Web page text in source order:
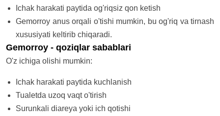
Ichak harakati paytida og'riqsiz qon ketish
Gemorroy anus orqali o'tishi mumkin, bu og'riq va tirnash
xususiyati keltirib chiqaradi.
Gemorroy - qoziqlar sabablari
O'z ichiga olishi mumkin:
Ichak harakati paytida kuchlanish
Tualetda uzoq vaqt o'tirish
Surunkali diareya yoki ich qotishi